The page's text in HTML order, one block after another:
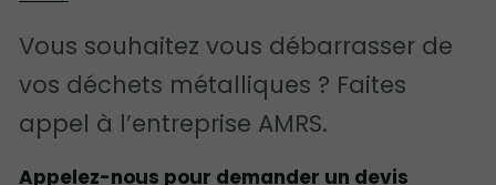
Vous souhaitez vous débarrasser de
vos déchets métalliques ? Faites
appel à l’entreprise AMRS.
Appelez-nous pour demander un devis